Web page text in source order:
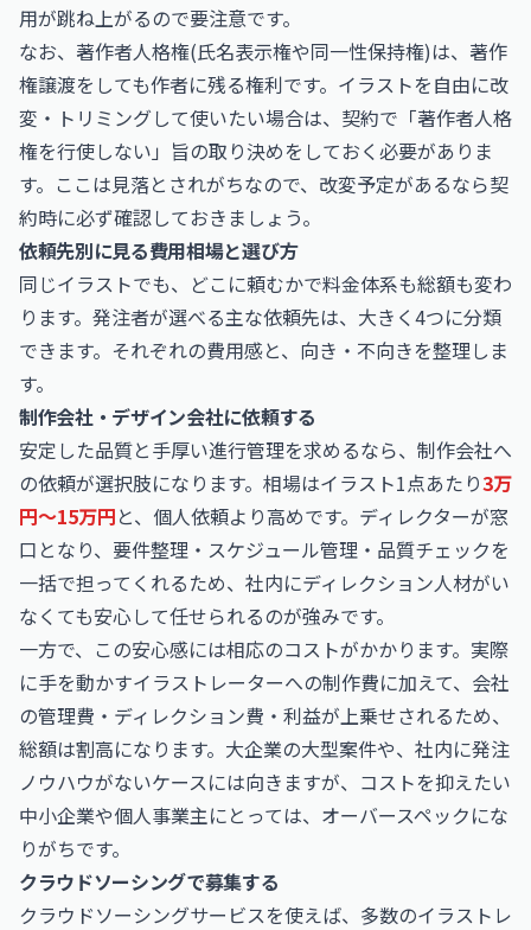
用が跳ね上がるので要注意です。
なお、著作者人格権(氏名表示権や同一性保持権)は、著作
権譲渡をしても作者に残る権利です。イラストを自由に改
変・トリミングして使いたい場合は、契約で「著作者人格
権を行使しない」旨の取り決めをしておく必要がありま
す。ここは見落とされがちなので、改変予定があるなら契
約時に必ず確認しておきましょう。
依頼先別に見る費用相場と選び方
同じイラストでも、どこに頼むかで料金体系も総額も変わ
ります。発注者が選べる主な依頼先は、大きく4つに分類
できます。それぞれの費用感と、向き・不向きを整理しま
す。
制作会社・デザイン会社に依頼する
安定した品質と手厚い進行管理を求めるなら、制作会社へ
の依頼が選択肢になります。相場はイラスト1点あたり3万
円〜15万円と、個人依頼より高めです。ディレクターが窓
口となり、要件整理・スケジュール管理・品質チェックを
一括で担ってくれるため、社内にディレクション人材がい
なくても安心して任せられるのが強みです。
一方で、この安心感には相応のコストがかかります。実際
に手を動かすイラストレーターへの制作費に加えて、会社
の管理費・ディレクション費・利益が上乗せされるため、
総額は割高になります。大企業の大型案件や、社内に発注
ノウハウがないケースには向きますが、コストを抑えたい
中小企業や個人事業主にとっては、オーバースペックにな
りがちです。
クラウドソーシングで募集する
クラウドソーシングサービスを使えば、多数のイラストレ